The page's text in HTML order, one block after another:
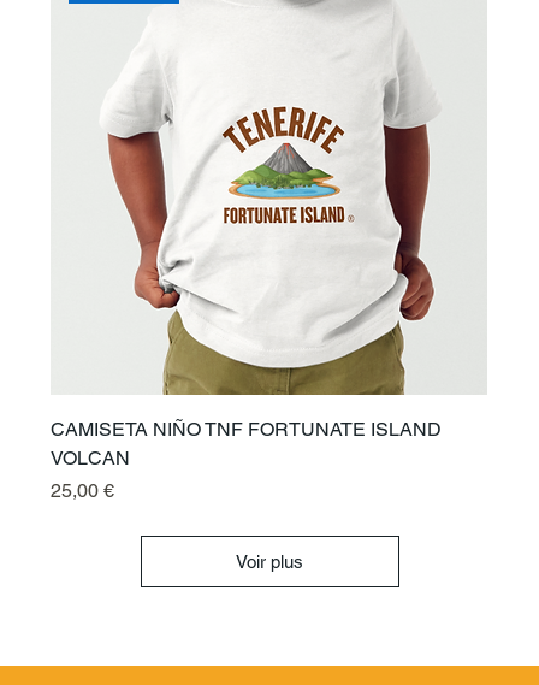
CAMISETA NIÑO TNF FORTUNATE ISLAND
VOLCAN
Prix
25,00 €
Voir plus